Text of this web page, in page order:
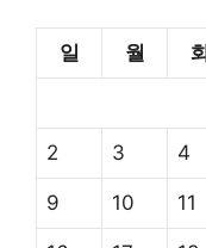
일
월
2 3 4
9 10 11